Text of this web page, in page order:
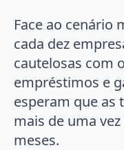
Face ao cenário
cada dez
cautelosas com
empréstimos e
esperam que as
mais de uma
meses.